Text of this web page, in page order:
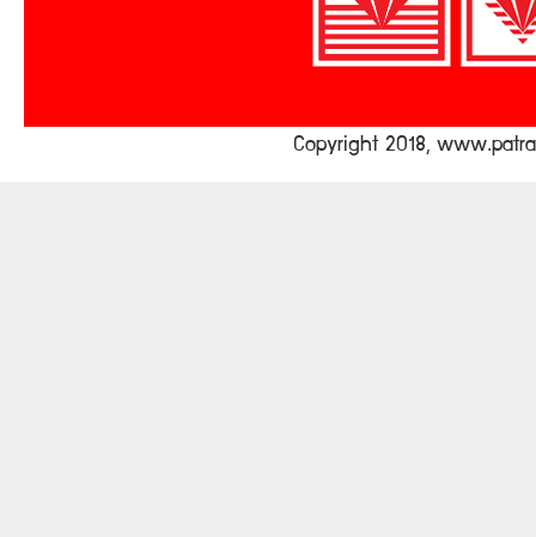
Copyright 2018,